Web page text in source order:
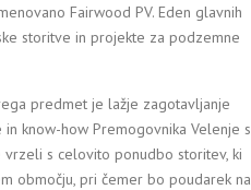
Fairwood PV. Eden glavnih
storitve in projekte za podzemne
predmet je lažje zagotavljanje
know-how Premogovnika Velenje s
s celovito ponudbo storitev, ki
območju, pri čemer bo poudarek na